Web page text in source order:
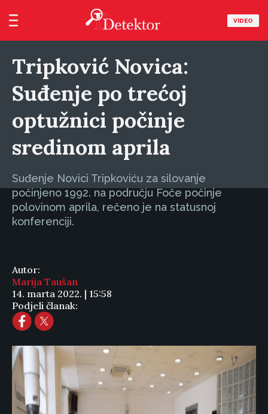
VIDEO
Tripković Novica:
Suđenje po trećoj
optužnici počinje
sredinom aprila
Suđenje Novici Tripkoviću za silovanje
počinjeno 1992. na području Foče počinje
polovinom aprila, rečeno je na statusnoj
konferenciji.
Autor:
Marija Taušan
14. marta 2022. | 15:58
Podjeli članak: